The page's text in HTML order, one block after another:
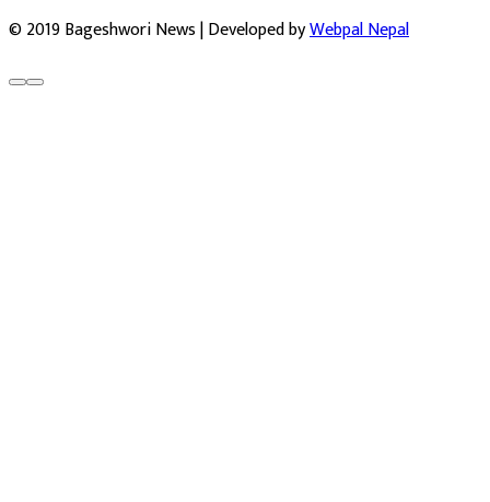
© 2019 Bageshwori News | Developed byWebpal Nepal